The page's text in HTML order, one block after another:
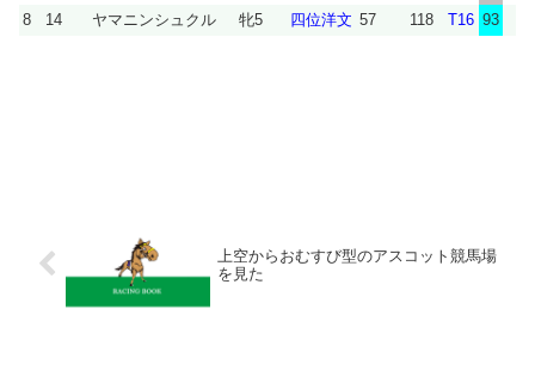
8
14 ヤマニンシュクル 牝5 四位洋文 57 118 T16 93
上空からおむすび型のアスコット競馬場
を見た